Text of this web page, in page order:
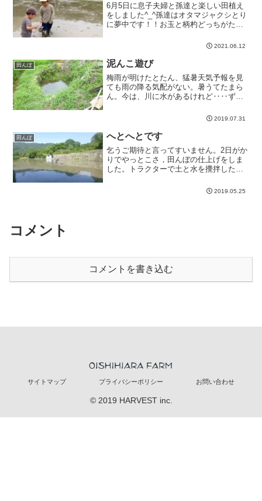
6月5日に息子夫婦と孫達と楽しい田植え
をしました^_^孫達はオタマジャクシとり
に夢中です！！お玉と柄杓どっちがたく
2021.06.12
田んぼ 泥んこ遊び
梅雨が明けたとたん、猛暑天気予報を見
ても雨の降る気配がない。暑うてたまら
ん。今は、川に水があるけれど‥‥ずっ
2019.07.31
田んぼ へとへとです
乞うご期待と言ってすいません。2日がか
りでやっとこさ，田んぼの仕上げをしま
した。トラクターで土と水を攪拌した
2019.05.25
コメント
コメントを書き込む
サイトマップ プライバシーポリシー お問い合わせ
© 2019 HARVEST inc.